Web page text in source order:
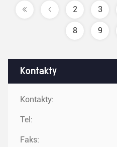
Kontakty
Kontakty:
Tel:
Faks:
2 3
8 9